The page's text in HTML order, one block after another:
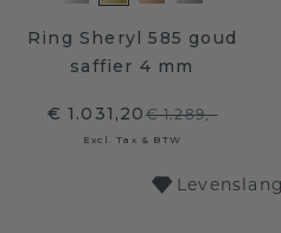
Ring Sheryl 585 goud
saffier 4 mm
€ 1.031,20€ 1.289,-
Excl. Tax & BTW